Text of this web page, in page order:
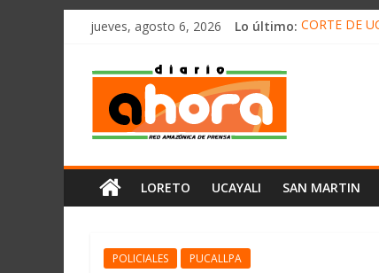
олимп казино
Saltarjueves, agosto 6, 2026 Lo último: CORTE DE
Diario
Ahora
Cadena
Amazónica
de
Noticias
LORETO UCAYALI SAN MARTIN
POLICIALES PUCALLPA